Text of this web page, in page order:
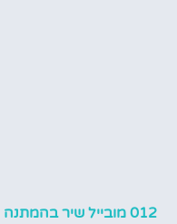
012 מובייל שיר בהמתנה